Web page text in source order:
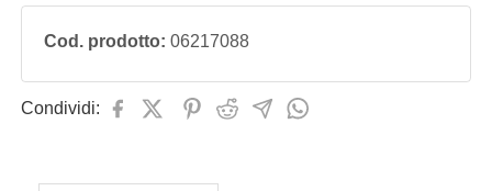
Cod. prodotto: 06217088
Condividi: